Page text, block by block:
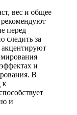
вес и общее
рекомендуют
перед
следить за
и
В
к
и